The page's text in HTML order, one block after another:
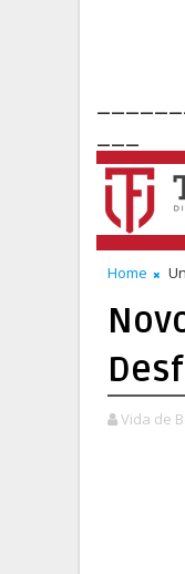
Home
Vida de